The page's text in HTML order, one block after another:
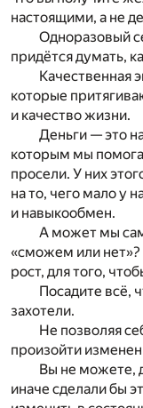
настоящими, а не
Одноразовый
придётся думать,
Качественная
которые
и качество жизни.
Деньги — это
которым мы
просели. У них
на то, чего мало у
и навыкообмен.
А может мы
«сможем или
рост, для того,
Посадите всё,
захотели.
Не позволяя
произойти
Вы не можете,
иначе сделали бы